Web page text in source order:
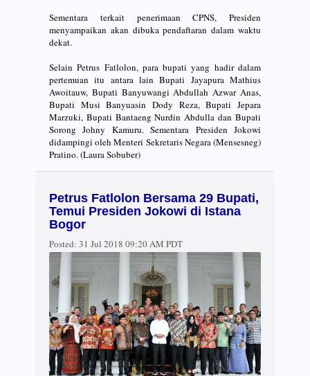
Sementara terkait penerimaan CPNS, Presiden
menyampaikan akan dibuka pendaftaran dalam waktu
dekat.
Selain Petrus Fatlolon, para bupati yang hadir dalam
pertemuan itu antara lain Bupati Jayapura Mathius
Awoitauw, Bupati Banyuwangi Abdullah Azwar Anas,
Bupati Musi Banyuasin Dody Reza, Bupati Jepara
Marzuki, Bupati Bantaeng Nurdin Abdulla dan Bupati
Sorong Johny Kamuru. Sementara Presiden Jokowi
didampingi oleh Menteri Sekretaris Negara (Mensesneg)
Pratino. (Laura Sobuber)
Petrus Fatlolon Bersama 29 Bupati,
Temui Presiden Jokowi di Istana
Bogor
Posted: 31 Jul 2018 09:20 AM PDT